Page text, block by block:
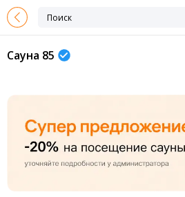
Сауна 85